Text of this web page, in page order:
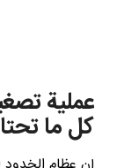
عملية
كل ما